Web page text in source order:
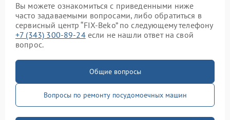
Вы можете ознакомиться с приведенными ниже
часто задаваемыми вопросами, либо обратиться в
сервисный центр “FIX-Beko” по следующему телефону
+7 (343) 300-89-24если не нашли ответ на свой
вопрос.
Общие вопросы
Вопросы по ремонту посудомоечных машин